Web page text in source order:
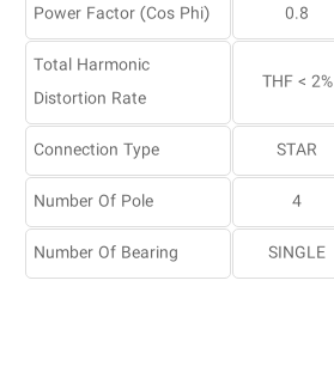
0.8
Power Factor (Cos Phi)
THF < 2%
Total Harmonic
Distortion Rate
STAR
Connection Type
4
Number Of Pole
SINGLE
Number Of Bearing